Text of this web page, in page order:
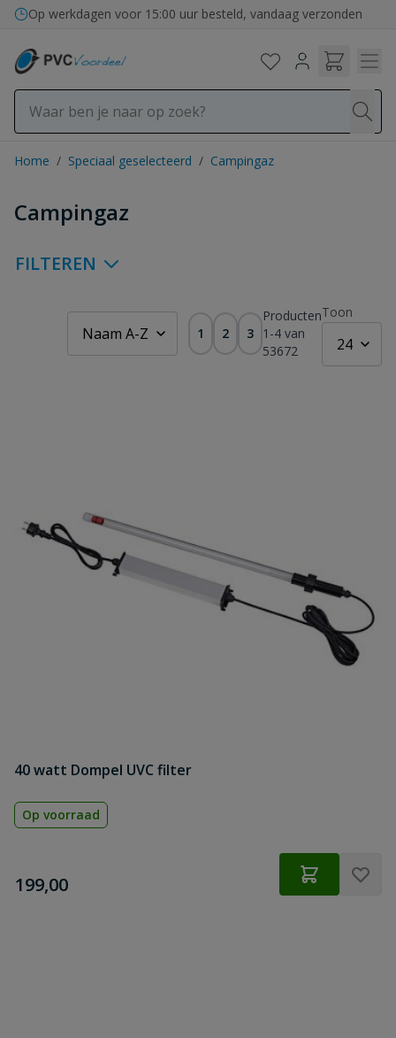
Ga naar de inhoud
Bezorging in binnen- en buitenland
Op werkdagen voor 15:00 uur besteld, vandaag verzonden
Home / Speciaal geselecteerd / Campingaz
Campingaz
FILTEREN
Producten
1 -4 van
53672
1 2 3
Toon
40 watt Dompel UVC filter
Op voorraad
€
199,00